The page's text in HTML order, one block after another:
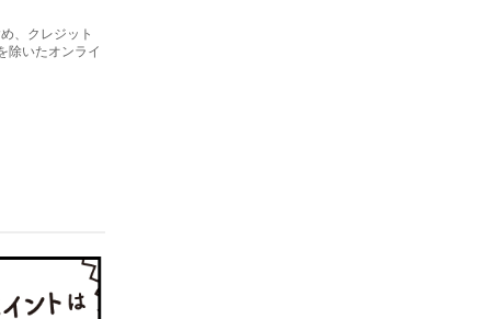
、クレジット
除いたオンライ